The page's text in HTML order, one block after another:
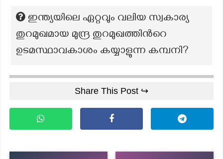
ഇന്ത്യയിലെ ഏറ്റവും വലിയ സ്വകാര്യ
തുറമുഖമായ മുന്ദ്ര തുറമുഖത്തിന്‍റെ
ഉടമസ്ഥാവകാശം കയ്യാളുന്ന കമ്പനി?
Share This Post ↪